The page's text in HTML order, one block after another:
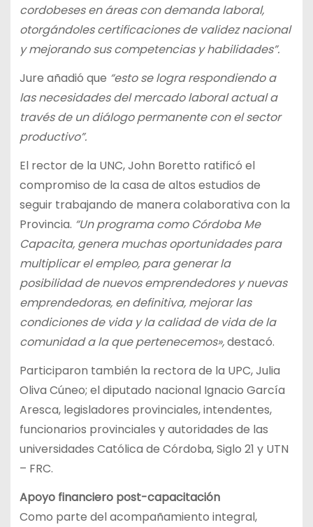
cordobeses en áreas con demanda laboral,
otorgándoles certificaciones de validez nacional
y mejorando sus competencias y habilidades”.
Jure añadió que “esto se logra respondiendo a
las necesidades del mercado laboral actual a
través de un diálogo permanente con el sector
productivo”.
El rector de la UNC, John Boretto ratificó el
compromiso de la casa de altos estudios de
seguir trabajando de manera colaborativa con la
Provincia. “Un programa como Córdoba Me
Capacita, genera muchas oportunidades para
multiplicar el empleo, para generar la
posibilidad de nuevos emprendedores y nuevas
emprendedoras, en definitiva, mejorar las
condiciones de vida y la calidad de vida de la
comunidad a la que pertenecemos»,destacó.
Participaron también la rectora de la UPC, Julia
Oliva Cúneo; el diputado nacional Ignacio García
Aresca, legisladores provinciales, intendentes,
funcionarios provinciales y autoridades de las
universidades Católica de Córdoba, Siglo 21 y UTN
– FRC.
Apoyo financiero post-capacitación
Como parte del acompañamiento integral,